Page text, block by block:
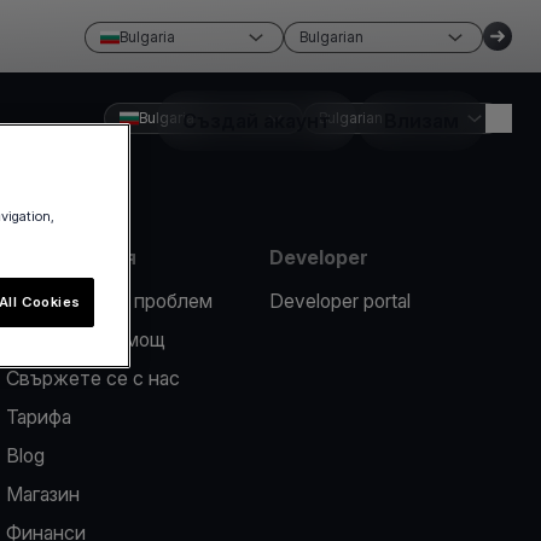
Bulgaria Bulgarian
Създай акаунт
Bulgaria Bulgarian
Информация
Докладвайте проблем
Център за помощ
Свържете се с нас
Тарифа
Blog
Магазин
Финанси
Developer
Developer portal
Cookies